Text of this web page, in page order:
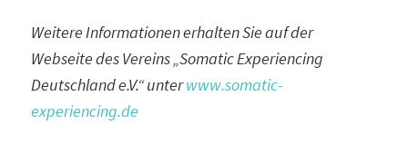
Weitere Informationen erhalten Sie auf der
Webseite des Vereins „Somatic Experiencing
Deutschland e.V.“ unterwww.somatic-
experiencing.de